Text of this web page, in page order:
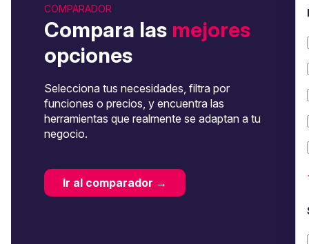
COMPARADOR
Compara las mejores
opciones
Selecciona tus necesidades, filtra por
funciones o precios, y encuentra las
herramientas que realmente se adaptan a tu
negocio.
Ir al comparador →